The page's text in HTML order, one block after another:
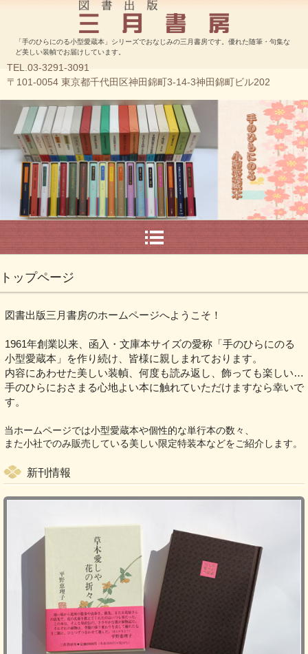
「手のひらにのる小型愛蔵本」シリーズでおなじみの三月書房です。優れた随筆・句集な
ど美しい装幀でお届けしています。
TEL.03-3291-3091
〒101-0054 東京都千代田区神田錦町3-14-3神田錦町ビル202
トップページ
図書出版三月書房のホームページへようこそ！
1961年創業以来、函入・文庫本サイズの愛称「手のひらにのる
小型愛蔵本」を作り続け、皆様に親しまれております。
内容にあわせた美しい装幀、何度も読み返し、飾っても楽しい…
手のひらにおさまる心地よい本に触れていただけますなら幸いで
す。
当ホームページでは小型愛蔵本や個性的な単行本の数々、
また小社でのみ販売している美しい限定特装本などをご紹介します。
新刊情報